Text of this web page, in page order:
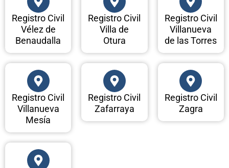
Registro Civil
Vélez de
Benaudalla
Registro Civil
Villa de
Otura
Registro Civil
Villanueva
de las Torres
Registro Civil
Villanueva
Mesía
Registro Civil
Zafarraya
Registro Civil
Zagra